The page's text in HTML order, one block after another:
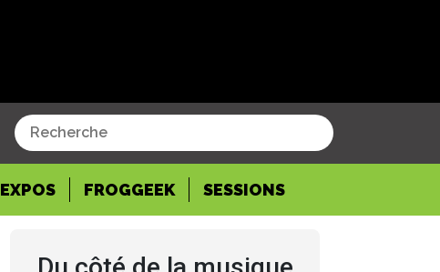
EXPOS FROGGEEK SESSIONS